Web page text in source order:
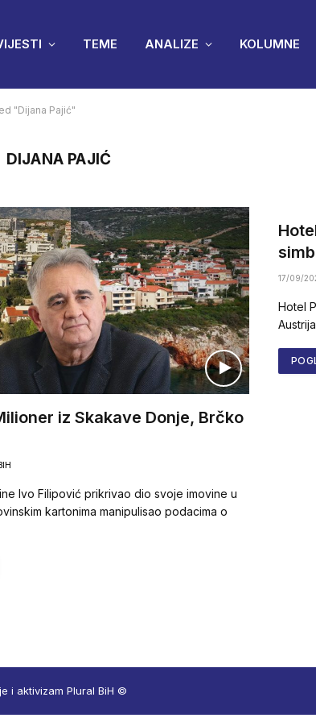
TEME ANALIZE KOLUMNE
"Dijana Pajić"
DIJANA PAJIĆ
iz Skakave Donje, Brčko
Ivo Filipović prikrivao dio svoje imovine u
kartonima manipulisao podacima o
17/09/
Hotel
i aktivizam Plural BiH ©